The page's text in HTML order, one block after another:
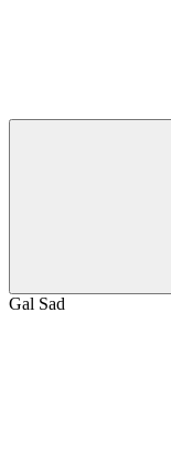
Gal Sad